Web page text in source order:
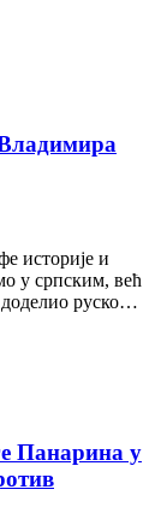
историје и
у српским, већ
руско…
Панарина у